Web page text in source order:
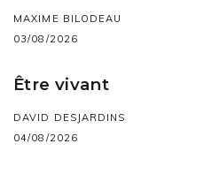
MAXIME BILODEAU
03/08/2026
Être vivant
DAVID DESJARDINS
04/08/2026